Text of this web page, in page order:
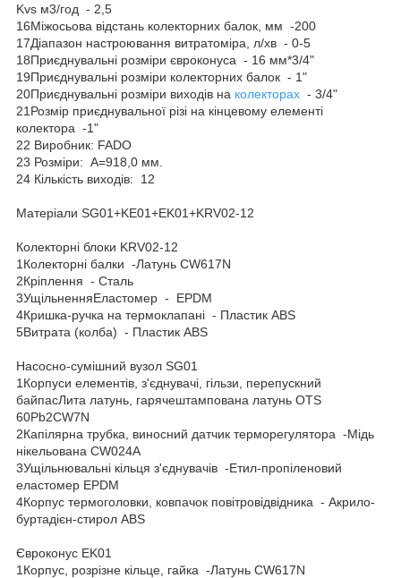
Kvs м3/год - 2,5
16Міжосьова відстань колекторних балок, мм -200
17Діапазон настроювання витратоміра, л/хв - 0-5
18Приєднувальні розміри євроконуса - 16 мм*3/4"
19Приєднувальні розміри колекторних балок - 1"
20Приєднувальні розміри виходів на колекторах - 3/4"
21Розмір приєднувальної різі на кінцевому елементі
колектора -1"
22 Виробник: FADO
23 Розміри: A=918,0 мм.
24 Кількість виходів: 12
Матеріали SG01+KE01+EK01+KRV02-12
Колекторні блоки KRV02-12
1Колекторні балки -Латунь CW617N
2Кріплення - Сталь
3УщільненняЕластомер - EPDM
4Кришка-ручка на термоклапані - Пластик ABS
5Витрата (колба) - Пластик ABS
Насосно-сумішний вузол SG01
1Корпуси елементів, з'єднувачі, гільзи, перепускний
байпасЛита латунь, гарячештампована латунь OTS
60Pb2CW7N
2Капілярна трубка, виносний датчик терморегулятора -Мідь
нікельована CW024A
3Ущільнювальні кільця з'єднувачів -Етил-пропіленовий
еластомер EPDM
4Корпус термоголовки, ковпачок повітровідвідника - Акрило-
буртадієн-стирол ABS
Євроконус EK01
1Корпус, розрізне кільце, гайка -Латунь CW617N